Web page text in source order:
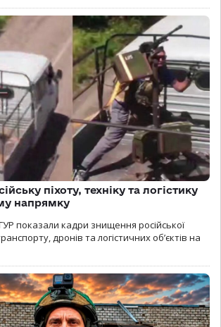
піхоту, техніку та логістику
напрямку
показали кадри знищення російської
дронів та логістичних об’єктів на